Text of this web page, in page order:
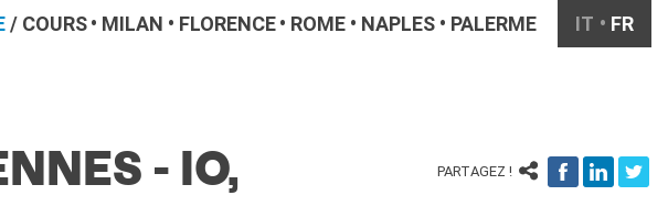
/ COURS MILAN FLORENCE ROME NAPLES PALERME IT FR
- IO,
PARTAGEZ !